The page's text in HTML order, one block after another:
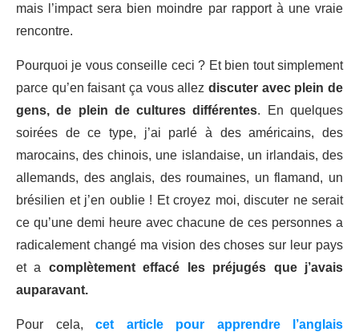
mais l’impact sera bien moindre par rapport à une vraie
rencontre.
Pourquoi je vous conseille ceci ? Et bien tout simplement
parce qu’en faisant ça vous allez discuter avec plein de
gens, de plein de cultures différentes. En quelques
soirées de ce type, j’ai parlé à des américains, des
marocains, des chinois, une islandaise, un irlandais, des
allemands, des anglais, des roumaines, un flamand, un
brésilien et j’en oublie ! Et croyez moi, discuter ne serait
ce qu’une demi heure avec chacune de ces personnes a
radicalement changé ma vision des choses sur leur pays
et a complètement effacé les préjugés que j’avais
auparavant.
Pour cela, cet article pour apprendre l’anglais